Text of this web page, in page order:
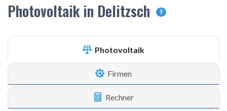
Photovoltaik in Delitzsch ?
Photovoltaik
Firmen
Rechner